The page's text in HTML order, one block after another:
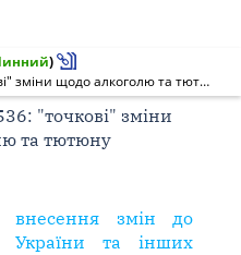
)
Новації Закону № 4536: "точкові" зміни щодо алкоголю та тютюну
"точкові" зміни
та тютюну
внесення змін до
України та інших